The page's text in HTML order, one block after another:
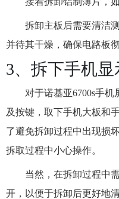
拆卸主板后需要清洁
并待其干燥，确保电路板
3、拆下手机显
对于诺基亚6700s手
及按键，取下手机大板和
了避免拆卸过程中出现损
拆取过程中小心操作。
当然，在拆卸过程中
开，以便于拆卸后更好地清